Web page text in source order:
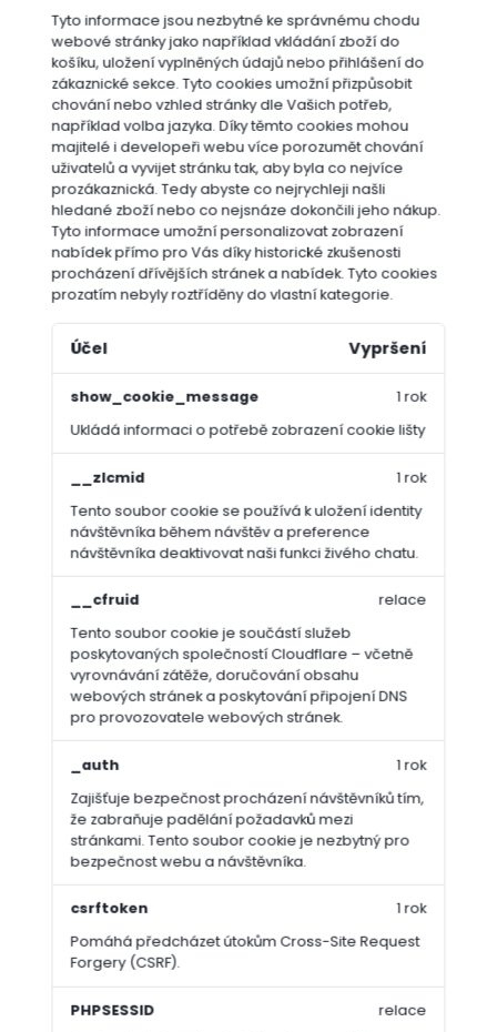
Tyto informace jsou nezbytné ke správnému chodu
webové stránky jako například vkládání zboží do
košíku, uložení vyplněných údajů nebo přihlášení do
zákaznické sekce. Tyto cookies umožní přizpůsobit
chování nebo vzhled stránky dle Vašich potřeb,
například volba jazyka. Díky těmto cookies mohou
majitelé i developeři webu více porozumět chování
uživatelů a vyvijet stránku tak, aby byla co nejvíce
prozákaznická. Tedy abyste co nejrychleji našli
hledané zboží nebo co nejsnáze dokončili jeho nákup.
Tyto informace umožní personalizovat zobrazení
nabídek přímo pro Vás díky historické zkušenosti
procházení dřívějších stránek a nabídek. Tyto cookies
prozatím nebyly roztříděny do vlastní kategorie.
Účel Vypršení
show_cookie_message
Ukládá informaci o potřebě zobrazení cookie lišty
1 rok
__zlcmid
Tento soubor cookie se používá k uložení identity
návštěvníka během návštěv a preference
návštěvníka deaktivovat naši funkci živého chatu.
1 rok
__cfruid
Tento soubor cookie je součástí služeb
poskytovaných společností Cloudflare – včetně
vyrovnávání zátěže, doručování obsahu
webových stránek a poskytování připojení DNS
pro provozovatele webových stránek.
relace
_auth
Zajišťuje bezpečnost procházení návštěvníků tím,
že zabraňuje padělání požadavků mezi
stránkami. Tento soubor cookie je nezbytný pro
bezpečnost webu a návštěvníka.
1 rok
csrftoken
Pomáhá předcházet útokům Cross-Site Request
Forgery (CSRF).
1 rok
PHPSESSID
relace
OSIVA A SEMÍNKA
ZAHRADNÍ NÁŘADÍ A NÁČINÍ
EKOLOGICKÉ PĚSTOVÁNÍ
TEXTILIE
PRO DŮM A ZAHRADU
OKRASNÉ KAMENY
TRÁVNÍKOVÉ KOBERCE
ZVÝHODNĚNÉ BALÍČKY
VÝHODNÉ PALETY